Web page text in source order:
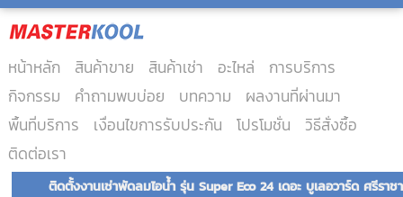
หน้าหลัก สินค้าขาย สินค้าเช่า อะไหล่
การบริการ
กิจกรรม
คำถามพบบ่อย บทความ
ผลงานที่ผ่านมา
พื้นที่บริการ
เงื่อนไขการรับประกัน โปรโมชั่น
วิธีสั่งซื้อ
ติดต่อเรา
ติดตั้งงานเช่าพัดลมไอน้ำ รุ่น Super Eco 24 เดอะ บูเลอวาร์ด ศรีราชา